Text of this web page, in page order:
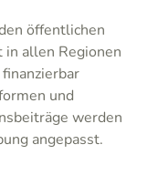
öffentlichen
in allen Regionen
und
werden
angepasst.